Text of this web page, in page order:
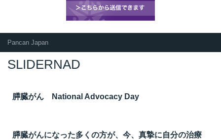
Pancan Japan
SLIDERNAD
膵臓がん National Advocacy Day
膵臓がんになった多くの方が、今、真摯に自分の治療